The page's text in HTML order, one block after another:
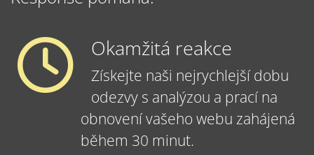
Okamžitá reakce
Získejte naši nejrychlejší dobu
odezvy s analýzou a prací na
obnovení vašeho webu zahájená
během 30 minut.